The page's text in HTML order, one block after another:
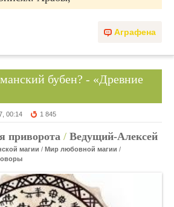
Аграфена
бубен? - «Древние
00:14 1 845
приворота / Ведущий-Алексей
магии / Мир любовной магии /